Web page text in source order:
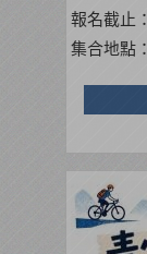
報名截止：
集合地點：